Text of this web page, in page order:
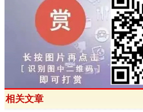
相关文章